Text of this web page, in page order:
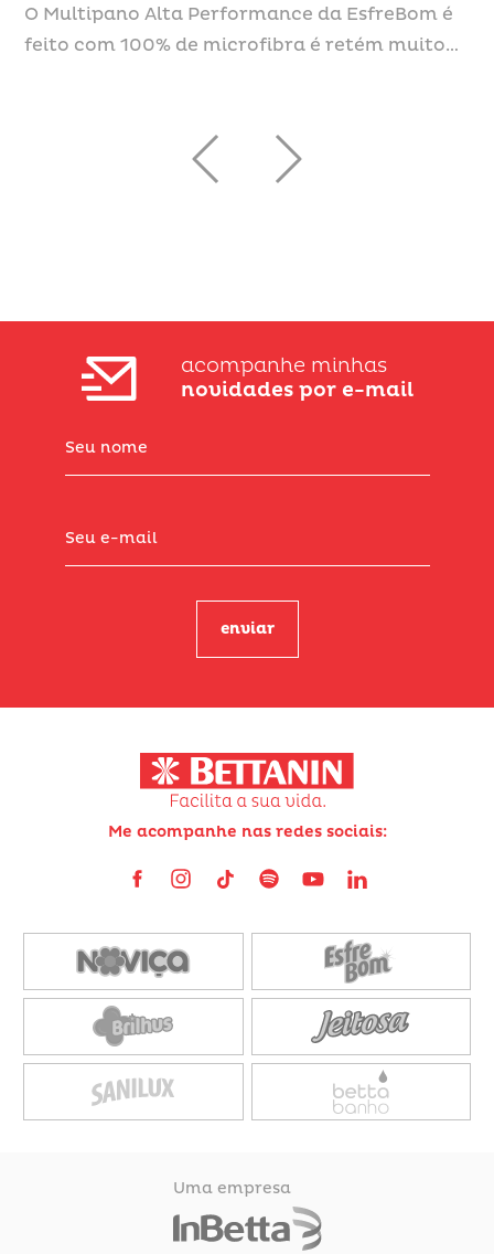
O Multipano Alta Performance da EsfreBom é
feito com 100% de microfibra é retém muito…
acompanhe minhas
novidades por e-mail
Me acompanhe nas redes sociais:
Uma empresa